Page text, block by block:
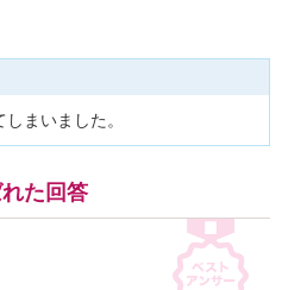
まいました。
た回答